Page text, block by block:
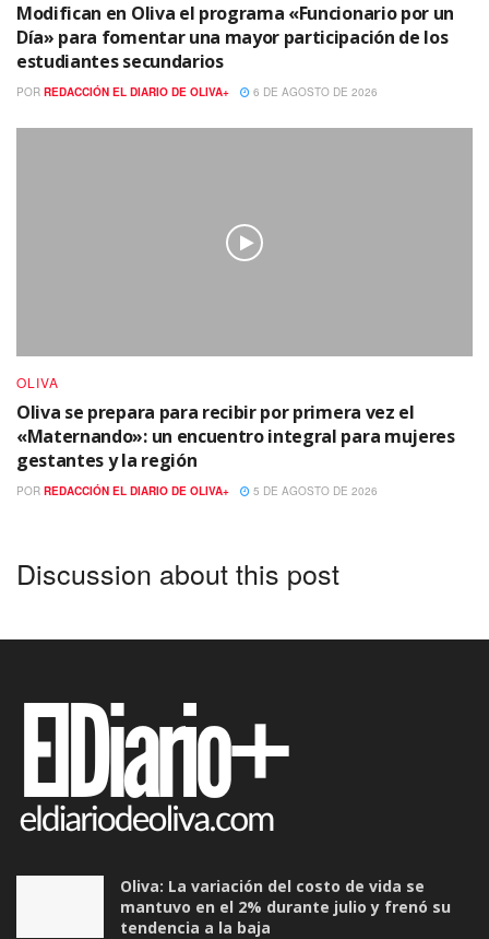
Modifican en Oliva el programa «Funcionario por un
Día» para fomentar una mayor participación de los
estudiantes secundarios
POR REDACCIÓN EL DIARIO DE OLIVA+ 6 DE AGOSTO DE 2026
OLIVA
Oliva se prepara para recibir por primera vez el
«Maternando»: un encuentro integral para mujeres
gestantes y la región
POR REDACCIÓN EL DIARIO DE OLIVA+ 5 DE AGOSTO DE 2026
Discussion about this post
Oliva: La variación del costo de vida se
mantuvo en el 2% durante julio y frenó su
tendencia a la baja